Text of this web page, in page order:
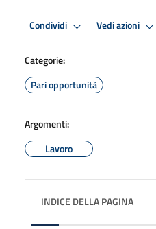
Condividi Vedi azioni
Categorie:
Pari opportunità
Argomenti:
Lavoro
INDICE DELLA PAGINA